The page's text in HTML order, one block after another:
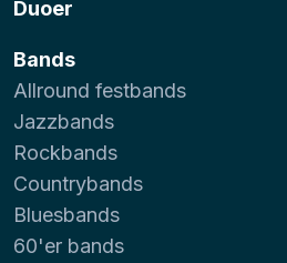
Duoer
Bands
Allround festbands
Jazzbands
Rockbands
Countrybands
Bluesbands
60'er bands